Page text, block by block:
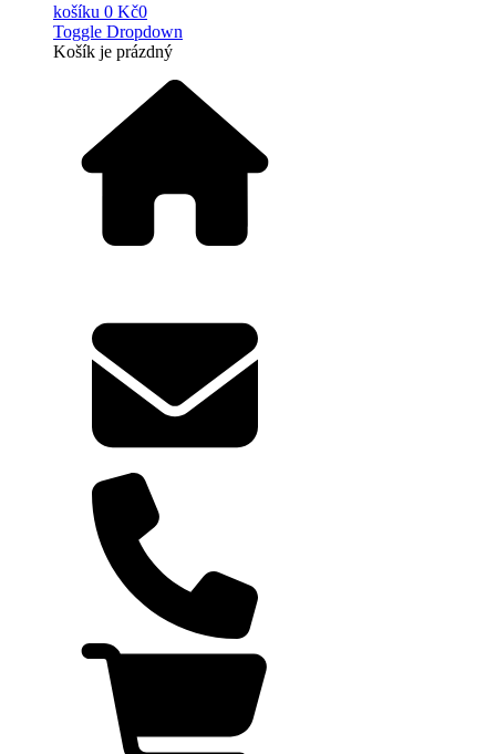
košíku 0 Kč0
Toggle Dropdown
Košík je prázdný